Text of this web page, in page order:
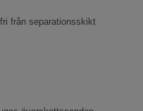
från separationsskikt